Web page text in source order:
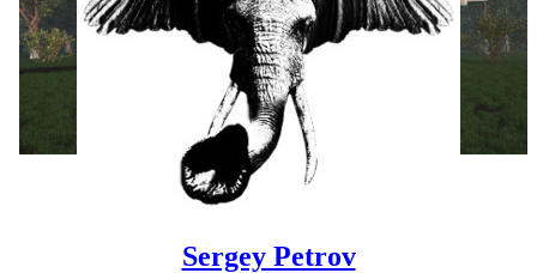
Sergey Petrov